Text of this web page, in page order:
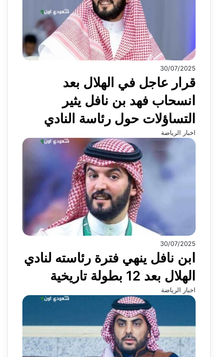
30/07/2025
قرار عاجل في الهلال بعد
انسحاب فهد بن نافل يثير
التساؤلات حول رئاسة النادي
اخبار الرياضة
30/07/2025
ابن نافل ينهي فترة رئاسته لنادي
الهلال بعد 12 بطولة تاريخية
اخبار الرياضة